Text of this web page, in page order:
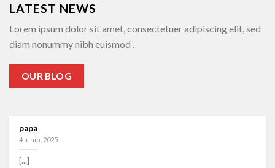
LATEST NEWS
Lorem ipsum dolor sit amet, consectetuer adipiscing elit, sed
diam nonummy nibh euismod .
OUR BLOG
papa
4 junio, 2025
[...]